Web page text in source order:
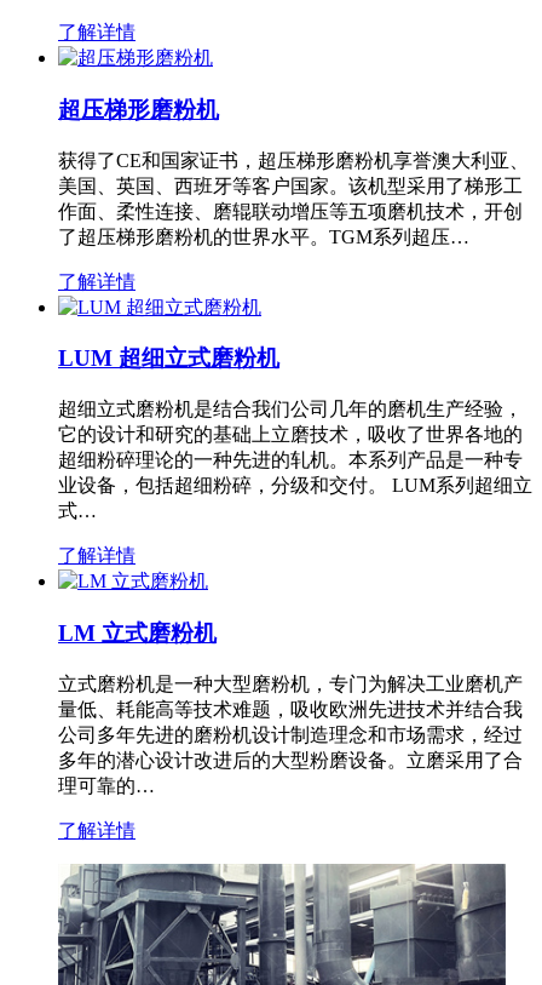
了解详情
超压梯形磨粉机
获得了CE和国家证书，超压梯形磨粉机享誉澳大利亚、
美国、英国、西班牙等客户国家。该机型采用了梯形工
作面、柔性连接、磨辊联动增压等五项磨机技术，开创
了超压梯形磨粉机的世界水平。TGM系列超压…
了解详情
LUM 超细立式磨粉机
超细立式磨粉机是结合我们公司几年的磨机生产经验，
它的设计和研究的基础上立磨技术，吸收了世界各地的
超细粉碎理论的一种先进的轧机。本系列产品是一种专
业设备，包括超细粉碎，分级和交付。 LUM系列超细立
式…
了解详情
LM 立式磨粉机
立式磨粉机是一种大型磨粉机，专门为解决工业磨机产
量低、耗能高等技术难题，吸收欧洲先进技术并结合我
公司多年先进的磨粉机设计制造理念和市场需求，经过
多年的潜心设计改进后的大型粉磨设备。立磨采用了合
理可靠的…
了解详情